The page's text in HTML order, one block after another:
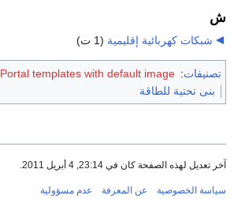
ش
شبكات كهربائية إقليمية (1 ت)
تصنيفات:
Portal templates with default image
بنى تحتية للطاقة
آخر تعديل لهذه الصفحة كان في 23:14, 4 أبريل 2011.
سياسة الخصوصية عن المعرفة عدم مسؤولية